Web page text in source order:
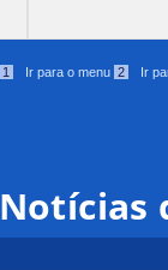
1 Ir para o menu 2 Ir
Notícias